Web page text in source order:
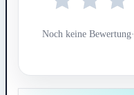
Noch keine Bewertung·